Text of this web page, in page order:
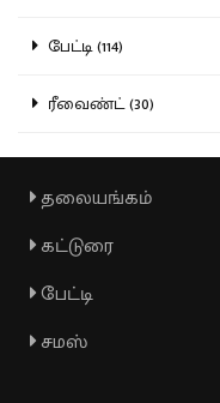
பேட்டி (114)
ரீவைண்ட் (30)
தலையங்கம்
கட்டுரை
பேட்டி
சமஸ்